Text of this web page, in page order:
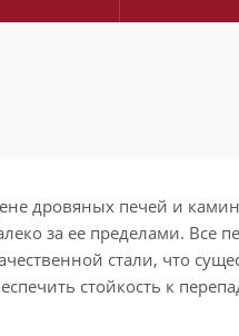
дровяных печей и
за ее пределами. Все
стали, что
стойкость к